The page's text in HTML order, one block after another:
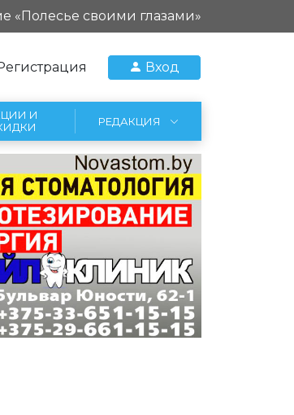
«Полесье своими глазами»
Вход
И
РЕДАКЦИЯ